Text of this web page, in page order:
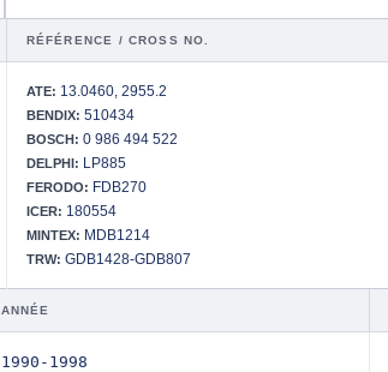
RÉFÉRENCE / CROSS NO.
ATE: 13.0460, 2955.2
BENDIX: 510434
BOSCH: 0 986 494 522
DELPHI: LP885
FERODO: FDB270
ICER: 180554
MINTEX: MDB1214
TRW: GDB1428-GDB807
ANNÉE
1990-1998